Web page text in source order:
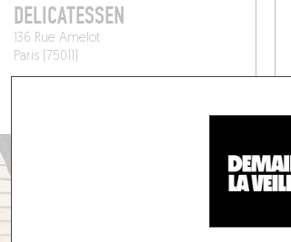
DELICATESSEN
136 Rue Amelot
Paris (75011)